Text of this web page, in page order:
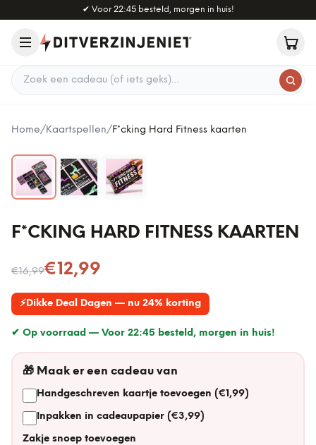
Naar hoofdinhoud
✔ Voor 22:45 besteld, morgen in huis!
Zoek een cadeau
Home/Kaartspellen/F*cking Hard Fitness kaarten
F*CKING HARD FITNESS KAARTEN
€16,99
Nu voor€12,99
⚡Dikke Deal Dagen — nu 24% korting
✔ Op voorraad — Voor 22:45 besteld, morgen in huis!
🎁 Maak er een cadeau van
Handgeschreven kaartje toevoegen (€1,99)
Inpakken in cadeaupapier (€3,99)
Zakje snoep toevoegen